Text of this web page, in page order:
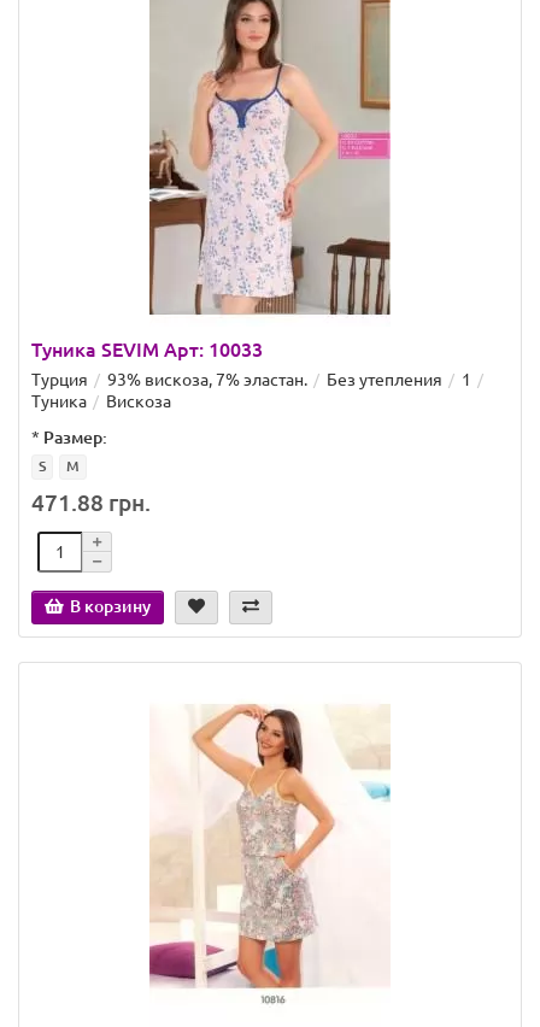
Туника SEVIM Арт: 10033
Турция 93% вискоза, 7% эластан. Без утепления
1
Туника
Вискоза
* Размер:
S M
471.88 грн.
В корзину